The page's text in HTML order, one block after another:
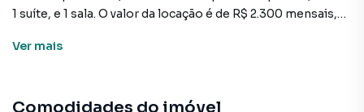
1 suíte, e 1 sala. O valor da locação é de R$ 2.300 mensais,
Samambaias.
com armários na cozinha, quarto de serviço, suíte e demais
Ver mais
Comodidades do imóvel